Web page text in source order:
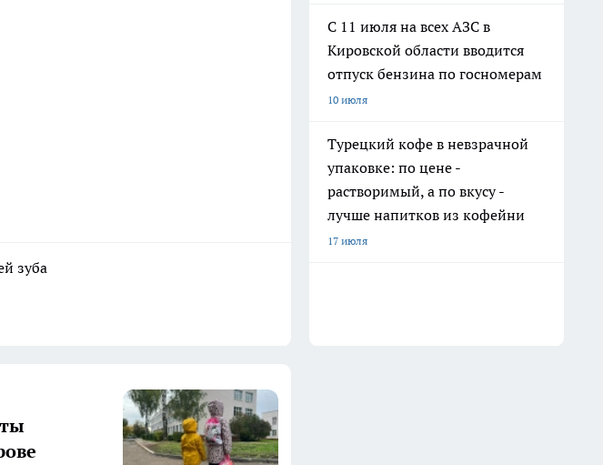
зуба
С 11 июля на всех АЗС в
Кировской области вводится
отпуск бензина по госномерам
10 июля
Турецкий кофе в невзрачной
упаковке: по цене -
растворимый, а по вкусу -
лучше напитков из кофейни
17 июля